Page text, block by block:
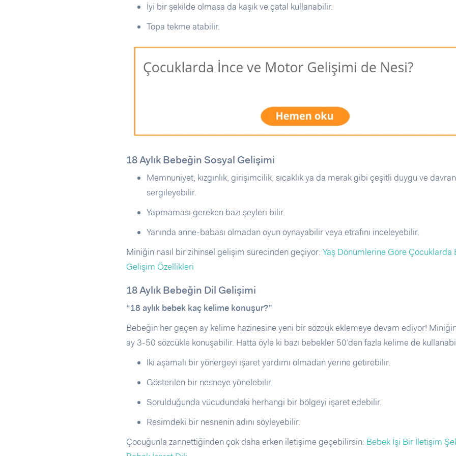
İyi bir şekilde olmasa da kaşık ve çatal kullanabilir.
Topa tekme atabilir.
18 Aylık Bebeğin Sosyal Gelişimi
Memnuniyet, kızgınlık, girişimcilik, sıcaklık ya da merak gibi çeşitli duygu ve
sergileyebilir.
Yapmaması gereken bazı şeyleri bilir.
Yanında anne-babası olmadan oyun oynayabilir veya etrafını inceleyebilir.
Miniğin nasıl bir zihinsel gelişim sürecinden geçiyor:Yaş Dönümlerine Göre Çocuklarda
Gelişim Özellikleri
18 Aylık Bebeğin Dil Gelişimi
“18 aylık bebek kaç kelime konuşur?”
Bebeğin her geçen ay kelime hazinesine yeni bir sözcük eklemeye devam ediyor!
ay 3-50 sözcükle konuşabilir. Hatta öyle ki bazı bebekler 50’den fazla kelime de
İki aşamalı bir yönergeyi işaret yardımı olmadan yerine getirebilir.
Gösterilen bir nesneye yönelebilir.
Sorulduğunda vücudundaki herhangi bir bölgeyi işaret edebilir.
Resimdeki bir nesnenin adını söyleyebilir.
Çocuğunla zannettiğinden çok daha erken iletişime geçebilirsin: Bebek İşi Bir İletişim